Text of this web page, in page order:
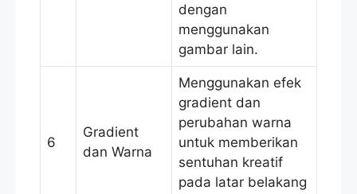
dengan
menggunakan
gambar lain.
6
Gradient
dan Warna
Menggunakan efek
gradient dan
perubahan warna
untuk memberikan
sentuhan kreatif
pada latar belakang